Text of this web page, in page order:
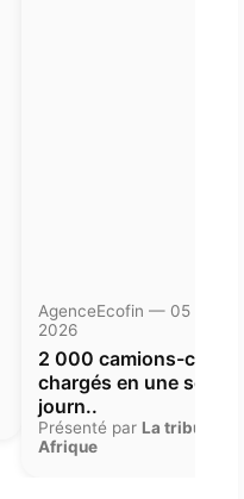
AgenceEcofin — 05
2026
2 000 camions-
chargés en une seule
journ..
Présenté par La tribune
Afrique